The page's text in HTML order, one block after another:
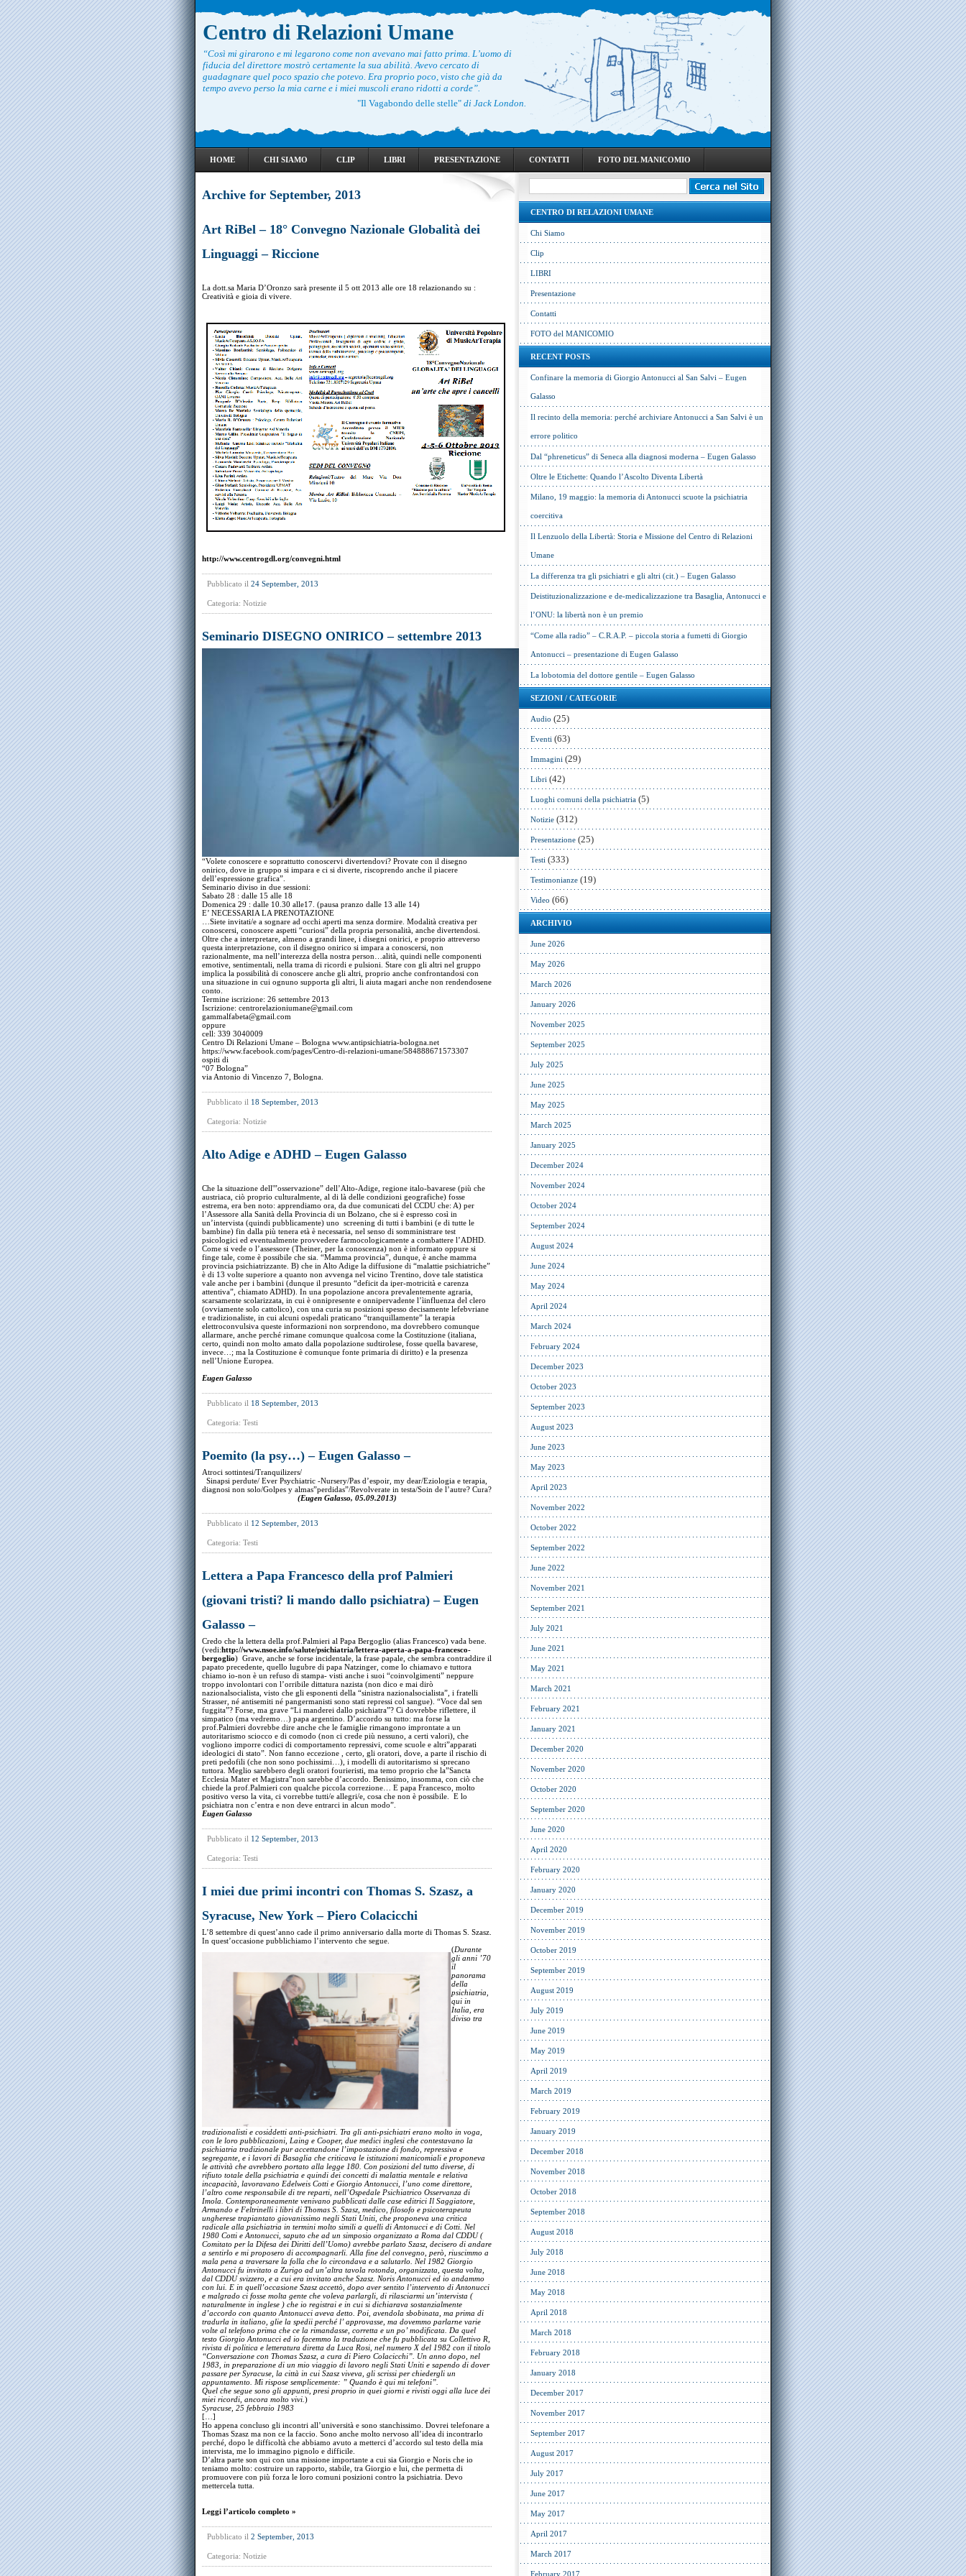
Centro di Relazioni Umane
“Così mi girarono e mi legarono come non avevano mai fatto prima. L’uomo di
fiducia del direttore mostrò certamente la sua abilità. Avevo cercato di
guadagnare quel poco spazio che potevo. Era proprio poco, visto che già da
tempo avevo perso la mia carne e i miei muscoli erano ridotti a corde”.
"Il Vagabondo delle stelle" di Jack London.
HOME CHI SIAMO CLIP LIBRI PRESENTAZIONE CONTATTI FOTO DEL MANICOMIO
Archive for September, 2013
Art RiBel – 18° Convegno Nazionale Globalità dei
Linguaggi – Riccione
La dott.sa Maria D’Oronzo sarà presente il 5 ott 2013 alle ore 18 relazionando su :
Creatività e gioia di vivere.
http://www.centrogdl.org/convegni.html
Pubblicato il 24 September, 2013
Categoria: Notizie
Seminario DISEGNO ONIRICO – settembre 2013
“Volete conoscere e soprattutto conoscervi divertendovi? Provate con il disegno
onirico, dove in gruppo si impara e ci si diverte, riscoprendo anche il piacere
dell’espressione grafica”.
Seminario diviso in due sessioni:
Sabato 28 : dalle 15 alle 18
Domenica 29 : dalle 10.30 alle17. (pausa pranzo dalle 13 alle 14)
E’ NECESSARIA LA PRENOTAZIONE
…Siete invitati/e a sognare ad occhi aperti ma senza dormire. Modalità creativa per
conoscersi, conoscere aspetti “curiosi” della propria personalità, anche divertendosi.
Oltre che a interpretare, almeno a grandi linee, i disegni onirici, e proprio attreverso
questa interpretazione, con il disegno onirico si impara a conoscersi, non
razionalmente, ma nell’interezza della nostra person…alità, quindi nelle componenti
emotive, sentimentali, nella trama di ricordi e pulsioni. Stare con gli altri nel gruppo
implica la possibilità di conoscere anche gli altri, proprio anche confrontandosi con
una situazione in cui ognuno supporta gli altri, li aiuta magari anche non rendendosene
conto.
Termine iscrizione: 26 settembre 2013
Iscrizione: centrorelazioniumane@gmail.com
gammalfabeta@gmail.com
oppure
cell: 339 3040009
Centro Di Relazioni Umane – Bologna www.antipsichiatria-bologna.net
https://www.facebook.com/pages/Centro-di-relazioni-umane/584888671573307
ospiti di
“07 Bologna”
via Antonio di Vincenzo 7, Bologna.
Pubblicato il 18 September, 2013
Categoria: Notizie
Alto Adige e ADHD – Eugen Galasso
Che la situazione dell'”osservazione” dell’Alto-Adige, regione italo-bavarese (più che
austriaca, ciò proprio culturalmente, al di là delle condizioni geografiche) fosse
estrema, era ben noto: apprendiamo ora, da due comunicati del CCDU che: A) per
l’Assessore alla Sanità della Provincia di un Bolzano, che si è espresso così in
un’intervista (quindi pubblicamente) uno screening di tutti i bambini (e di tutte le
bambine) fin dalla più tenera età è necessaria, nel senso di somministrare test
psicologici ed eventualmente provvedere farmocologicamente a combattere l’ADHD.
Come si vede o l’assessore (Theiner, per la conoscenza) non è informato oppure si
finge tale, come è possibile che sia. “Mamma provincia”, dunque, è anche mamma
provincia psichiatrizzante. B) che in Alto Adige la diffusione di “malattie psichiatriche”
è di 13 volte superiore a quanto non avvenga nel vicino Trentino, dove tale statistica
vale anche per i bambini (dunque il presunto “deficit da iper-motricità e carenza
attentiva”, chiamato ADHD). In una popolazione ancora prevalentemente agraria,
scarsamente scolarizzata, in cui è onnipresente e onnipervadente l’ìinfluenza del clero
(ovviamente solo cattolico), con una curia su posizioni spesso decisamente lefebvriane
e tradizionaliste, in cui alcuni ospedali praticano “tranquillamente” la terapia
elettroconvulsiva queste informazioni non sorprendono, ma dovrebbero comunque
allarmare, anche perché rimane comunque qualcosa come la Costituzione (italiana,
certo, quindi non molto amato dalla popolazione sudtirolese, fosse quella bavarese,
invece…; ma la Costituzione è comunque fonte primaria di diritto) e la presenza
nell’Unione Europea.
Eugen Galasso
Pubblicato il 18 September, 2013
Categoria: Testi
Poemito (la psy…) – Eugen Galasso –
Atroci sottintesi/Tranquilizers/
Sinapsi perdute/ Ever Psychiatric -Nursery/Pas d’espoir, my dear/Eziologia e terapia,
diagnosi non solo/Golpes y almas”perdidas”/Revolverate in testa/Soin de l’autre? Cura?
(Eugen Galasso, 05.09.2013)
Pubblicato il 12 September, 2013
Categoria: Testi
Lettera a Papa Francesco della prof Palmieri
(giovani tristi? li mando dallo psichiatra) – Eugen
Galasso –
Credo che la lettera della prof.Palmieri al Papa Bergoglio (alias Francesco) vada bene.
(vedi:http://www.nsoe.info/salute/psichiatria/lettera-aperta-a-papa-francesco-
bergoglio) Grave, anche se forse incidentale, la frase papale, che sembra contraddire il
papato precedente, quello lugubre di papa Natzinger, come lo chiamavo e tuttora
chiamo io-non è un refuso di stampa- visti anche i suoi “coinvolgimenti” neppure
troppo involontari con l’orribile dittatura nazista (non dico e mai dirò
nazionalsocialista, visto che gli esponenti della “sinistra nazionalsocialista”, i fratelli
Strasser, né antisemiti né pangermanisti sono stati repressi col sangue). “Voce dal sen
fuggita”? Forse, ma grave “Li manderei dallo psichiatra”? Ci dovrebbe riflettere, il
simpatico (ma vedremo…) papa argentino. D’accordo su tutto: ma forse la
prof.Palmieri dovrebbe dire anche che le famiglie rimangono improntate a un
autoritarismo sciocco e di comodo (non ci crede più nessuno, a certi valori), che
vogliono imporre codici di comportamento repressivi, come scuole e altri”apparati
ideologici di stato”. Non fanno eccezione , certo, gli oratori, dove, a parte il rischio di
preti pedofili (che non sono pochissimi…), i modelli di autoritarismo si sprecano
tuttora. Meglio sarebbero degli oratori fourieristi, ma temo proprio che la”Sancta
Ecclesia Mater et Magistra”non sarebbe d’accordo. Benissimo, insomma, con ciò che
chiede la prof.Palmieri con qualche piccola correzione… E papa Francesco, molto
positivo verso la vita, ci vorrebbe tutti/e allegri/e, cosa che non è possibile. E lo
psichiatra non c’entra e non deve entrarci in alcun modo”.
Eugen Galasso
Pubblicato il 12 September, 2013
Categoria: Testi
I miei due primi incontri con Thomas S. Szasz, a
Syracuse, New York – Piero Colacicchi
L’8 settembre di quest’anno cade il primo anniversario dalla morte di Thomas S. Szasz.
In quest’occasione pubblichiamo l’intervento che segue.
(Durante
gli anni ’70
il
panorama
della
psichiatria,
qui in
Italia, era
diviso tra
tradizionalisti e cosiddetti anti-psichiatri. Tra gli anti-psichiatri erano molto in voga,
con le loro pubblicazioni, Laing e Cooper, due medici inglesi che contestavano la
psichiatria tradizionale pur accettandone l’impostazione di fondo, repressiva e
segregante, e i lavori di Basaglia che criticava le istituzioni manicomiali e proponeva
le attività che avrebbero portato alla legge 180. Con posizioni del tutto diverse, di
rifiuto totale della psichiatria e quindi dei concetti di malattia mentale e relativa
incapacità, lavoravano Edelweis Cotti e Giorgio Antonucci, l’uno come direttore,
l’altro come responsabile di tre reparti, nell’Ospedale Psichiatrico Osservanza di
Imola. Contemporaneamente venivano pubblicati dalle case editrici Il Saggiatore,
Armando e Feltrinelli i libri di Thomas S. Szasz, medico, filosofo e psicoterapeuta
ungherese trapiantato giovanissimo negli Stati Uniti, che proponeva una critica
radicale alla psichiatria in termini molto simili a quelli di Antonucci e di Cotti. Nel
1980 Cotti e Antonucci, saputo che ad un simposio organizzato a Roma dal CDDU (
Comitato per la Difesa dei Diritti dell’Uomo) avrebbe parlato Szasz, decisero di andare
a sentirlo e mi proposero di accompagnarli. Alla fine del convegno, però, riuscimmo a
mala pena a traversare la folla che lo circondava e a salutarlo. Nel 1982 Giorgio
Antonucci fu invitato a Zurigo ad un’altra tavola rotonda, organizzata, questa volta,
dal CDDU svizzero, e a cui era invitato anche Szasz. Noris Antonucci ed io andammo
con lui. E in quell’occasione Szasz accettò, dopo aver sentito l’intervento di Antonucci
e malgrado ci fosse molta gente che voleva parlargli, di rilasciarmi un’intervista (
naturalmente in inglese ) che io registrai e in cui si dichiarava sostanzialmente
d’accordo con quanto Antonucci aveva detto. Poi, avendola sbobinata, ma prima di
tradurla in italiano, glie la spedii perché l’ approvasse, ma dovemmo parlarne varie
volte al telefono prima che ce la rimandasse, corretta e un po’ modificata. Da quel
testo Giorgio Antonucci ed io facemmo la traduzione che fu pubblicata su Collettivo R,
rivista di politica e letteratura diretta da Luca Rosi, nel numero X del 1982 con il titolo
“Conversazione con Thomas Szasz, a cura di Piero Colacicchi”. Un anno dopo, nel
1983, in preparazione di un mio viaggio di lavoro negli Stati Uniti e sapendo di dover
passare per Syracuse, la città in cui Szasz viveva, gli scrissi per chiedergli un
appuntamento. Mi rispose semplicemente: ” Quando è qui mi telefoni”.
Quel che segue sono gli appunti, presi proprio in quei giorni e rivisti oggi alla luce dei
miei ricordi, ancora molto vivi. )
Syracuse, 25 febbraio 1983
[…]
Ho appena concluso gli incontri all’università e sono stanchissimo. Dovrei telefonare a
Thomas Szasz ma non ce la faccio. Sono anche molto nervoso all’idea di incontrarlo
perché, dopo le difficoltà che abbiamo avuto a metterci d’accordo sul testo della mia
intervista, me lo immagino pignolo e difficile.
D’altra parte son qui con una missione importante a cui sia Giorgio e Noris che io
teniamo molto: costruire un rapporto, stabile, tra Giorgio e lui, che permetta di
promuovere con più forza le loro comuni posizioni contro la psichiatria. Devo
mettercela tutta.
Leggi l’articolo completo »
Pubblicato il 2 September, 2013
Categoria: Notizie
CENTRO DI RELAZIONI UMANE
Chi Siamo
Clip
LIBRI
Presentazione
Contatti
FOTO del MANICOMIO
RECENT POSTS
Confinare la memoria di Giorgio Antonucci al San Salvi – Eugen
Galasso
Il recinto della memoria: perché archiviare Antonucci a San Salvi è un
errore politico
Dal “phreneticus” di Seneca alla diagnosi moderna – Eugen Galasso
Oltre le Etichette: Quando l’Ascolto Diventa Libertà
Milano, 19 maggio: la memoria di Antonucci scuote la psichiatria
coercitiva
Il Lenzuolo della Libertà: Storia e Missione del Centro di Relazioni
Umane
La differenza tra gli psichiatri e gli altri (cit.) – Eugen Galasso
Deistituzionalizzazione e de-medicalizzazione tra Basaglia, Antonucci e
l’ONU: la libertà non è un premio
“Come alla radio” – C.R.A.P. – piccola storia a fumetti di Giorgio
Antonucci – presentazione di Eugen Galasso
La lobotomia del dottore gentile – Eugen Galasso
SEZIONI / CATEGORIE
Audio (25)
Eventi (63)
Immagini (29)
Libri (42)
Luoghi comuni della psichiatria (5)
Notizie (312)
Presentazione (25)
Testi (333)
Testimonianze (19)
Video (66)
ARCHIVIO
June 2026
May 2026
March 2026
January 2026
November 2025
September 2025
July 2025
June 2025
May 2025
March 2025
January 2025
December 2024
November 2024
October 2024
September 2024
August 2024
June 2024
May 2024
April 2024
March 2024
February 2024
December 2023
October 2023
September 2023
August 2023
June 2023
May 2023
April 2023
November 2022
October 2022
September 2022
June 2022
November 2021
September 2021
July 2021
June 2021
May 2021
March 2021
February 2021
January 2021
December 2020
November 2020
October 2020
September 2020
June 2020
April 2020
February 2020
January 2020
December 2019
November 2019
October 2019
September 2019
August 2019
July 2019
June 2019
May 2019
April 2019
March 2019
February 2019
January 2019
December 2018
November 2018
October 2018
September 2018
August 2018
July 2018
June 2018
May 2018
April 2018
March 2018
February 2018
January 2018
December 2017
November 2017
September 2017
August 2017
July 2017
June 2017
May 2017
April 2017
March 2017
February 2017